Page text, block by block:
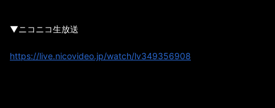
▼ニコニコ生放送
https://live.nicovideo.jp/watch/lv349356908